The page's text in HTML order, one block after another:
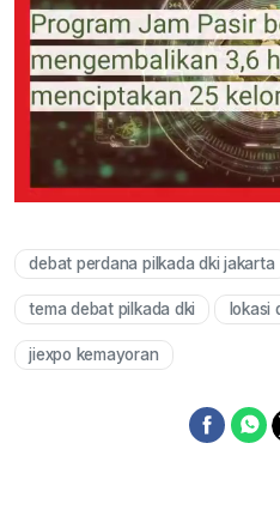
debat perdana pilkada dki jakarta
tema debat pilkada dki lokasi
jiexpo kemayoran